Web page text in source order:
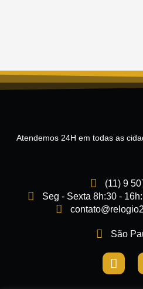
Atendemos 24H em todas as
(11) 9
Seg - Sexta 8h:30 -
São
I
n